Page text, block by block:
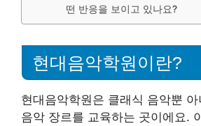
떤 반응을 보이고 있나요?
현대음악학원이란?
현대음악학원은 클래식 음악뿐
음악 장르를 교육하는 곳이에요.